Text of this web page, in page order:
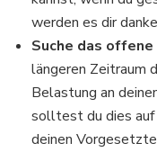
werden es dir
Suche das offene
längeren Zeitraum
Belastung an
solltest du dies auf
deinen